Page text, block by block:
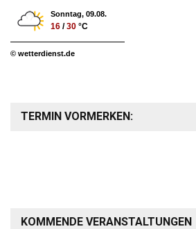
Sonntag, 09.08.
16 /30 °C
© wetterdienst.de
TERMIN VORMERKEN:
KOMMENDE VERANSTALTUNGEN